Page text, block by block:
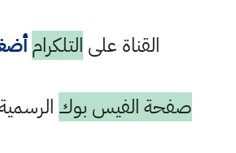
القناة على التلكرام
صفحة الفيس بوك